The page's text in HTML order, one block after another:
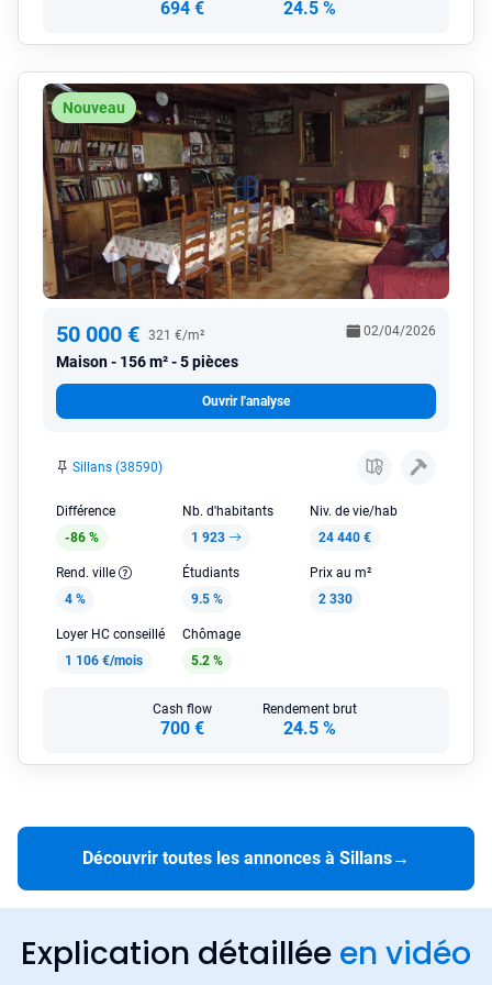
694 € 24.5 %
Nouveau
50 000 € 321 €/m²
Maison 156 m² - 5 pièces
02/04/2026
Ouvrir l'analyse
Sillans (38590)
Différence
-86 %
Nb. d'habitants
1 923
Niv. de vie/hab
24 440 €
Rend. ville
4 %
Étudiants
9.5 %
Prix au m²
2 330
Loyer HC conseillé
1 106 €/mois
Chômage
5.2 %
Cash flow
700 €
Rendement brut
24.5 %
Découvrir toutes les annonces à Sillans→
Explication détaillée en vidéo